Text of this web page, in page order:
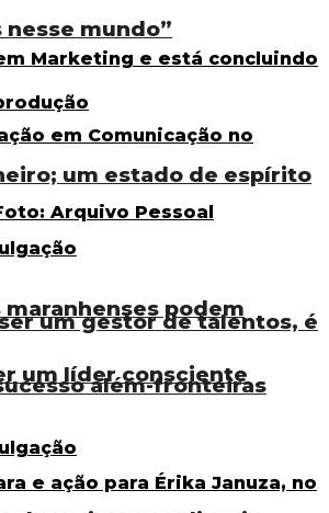
mundo”
um estado de espírito
um gestor de talentos, é
um líder consciente
maranhenses podem
além-fronteiras